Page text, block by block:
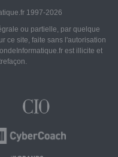
1997-2026
ou partielle, par quelque
ce site, faite sans l'autorisation
est illicite et